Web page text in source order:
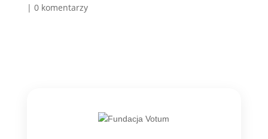
| 0 komentarzy